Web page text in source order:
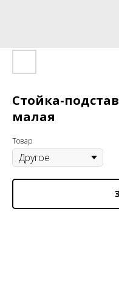
Стойка-
малая
Товар